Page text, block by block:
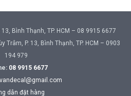
Bình Thạnh, TP. HCM – 08 9915 6677
Trâm, P. 13, Bình Thạnh, TP. HCM – 0903
194 979
08 9915 6677
dẫn đặt hàng